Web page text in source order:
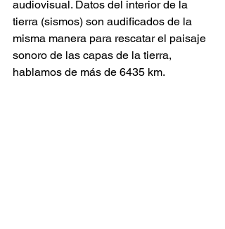
audiovisual. Datos del interior de la
tierra (sismos) son audificados de la
misma manera para rescatar el paisaje
sonoro de las capas de la tierra,
hablamos de más de 6435 km.